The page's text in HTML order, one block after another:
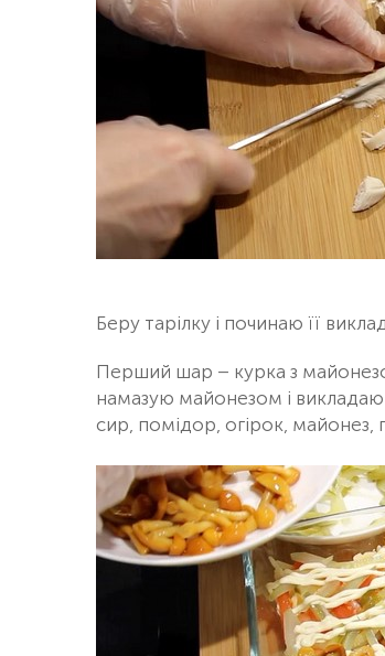
Беру тарілку і починаю її
Перший шар – курка з
намазую майонезом і
сир, помідор, огірок,